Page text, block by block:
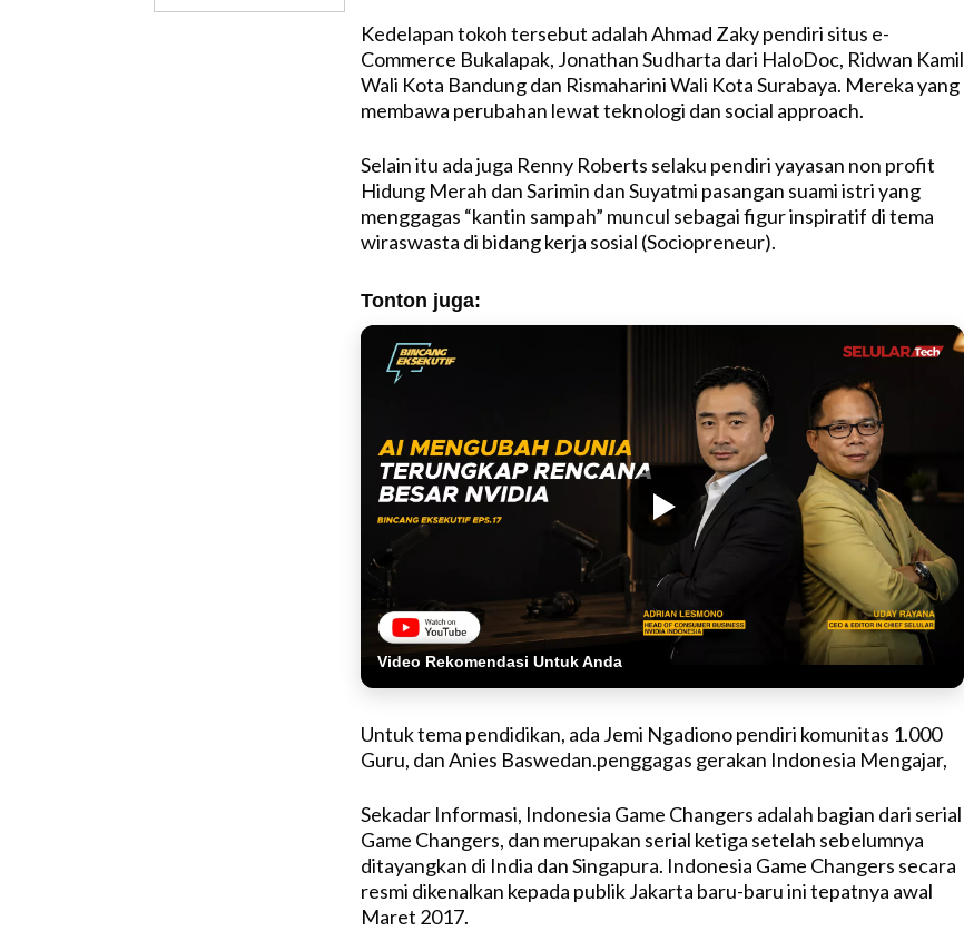
Kedelapan tokoh tersebut adalah Ahmad Zaky pendiri situs e-
Commerce Bukalapak, Jonathan Sudharta dari HaloDoc, Ridwan Kamil
Wali Kota Bandung dan Rismaharini Wali Kota Surabaya. Mereka yang
membawa perubahan lewat teknologi dan social approach.
Selain itu ada juga Renny Roberts selaku pendiri yayasan non profit
Hidung Merah dan Sarimin dan Suyatmi pasangan suami istri yang
menggagas “kantin sampah” muncul sebagai figur inspiratif di tema
wiraswasta di bidang kerja sosial (Sociopreneur).
Tonton juga:
Video Rekomendasi Untuk Anda
Untuk tema pendidikan, ada Jemi Ngadiono pendiri komunitas 1.000
Guru, dan Anies Baswedan.penggagas gerakan Indonesia Mengajar,
Sekadar Informasi, Indonesia Game Changers adalah bagian dari serial
Game Changers, dan merupakan serial ketiga setelah sebelumnya
ditayangkan di India dan Singapura. Indonesia Game Changers secara
resmi dikenalkan kepada publik Jakarta baru-baru ini tepatnya awal
Maret 2017.